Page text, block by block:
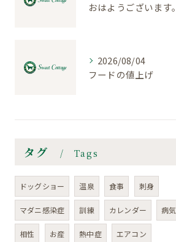
おはようございます。
2026/08/04
フードの値上げ
タグ Tags
ドッグショー 温泉 食事 刺身
マダニ感染症 訓練 カレンダー 病気
相性 お産 熱中症 エアコン